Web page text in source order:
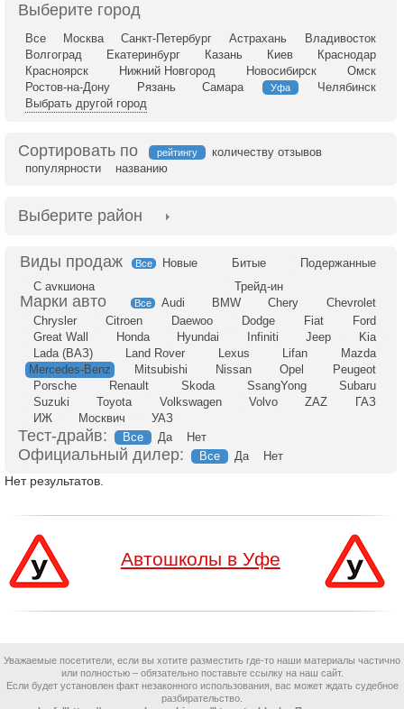
Выберите город
Все Москва Санкт-Петербург Астрахань
Владивосток
Волгоград
Екатеринбург Казань Киев
Краснодар
Красноярск
Нижний Новгород Новосибирск
Омск
Ростов-на-Дону
Рязань Самара Уфа
Челябинск
Выбрать другой город
Сортировать по рейтингу
количеству отзывов
популярности
названию
Выберите район
Все Новые Битые
Подержанные
С аукциона
Трейд-ин
Все Audi BMW Chery
Chevrolet
Chrysler
Citroen Daewoo Dodge Fiat
Ford
Great Wall
Honda Hyundai Infiniti Jeep
Kia
Lada (ВАЗ)
Land Rover Lexus Lifan
Mazda
Mercedes-Benz
Mitsubishi Nissan Opel
Peugeot
Porsche
Renault Skoda SsangYong
Subaru
Suzuki
Toyota Volkswagen Volvo ZAZ
ГАЗ
ИЖ
Москвич УАЗ
Тест-драйв: Все Да Нет
Официальный дилер: Все Да Нет
Нет результатов.
Автошколы в Уфе
Уважаемые посетители, если вы хотите разместить где-то наши материалы частично
или полностью – обязательно поставьте ссылку на наш сайт.
Если будет установлен факт незаконного использования, вас может ждать судебное
разбирательство.